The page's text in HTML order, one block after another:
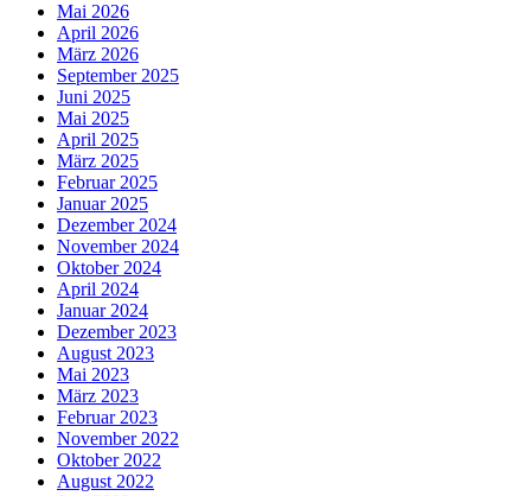
Mai 2026
April 2026
März 2026
September 2025
Juni 2025
Mai 2025
April 2025
März 2025
Februar 2025
Januar 2025
Dezember 2024
November 2024
Oktober 2024
April 2024
Januar 2024
Dezember 2023
August 2023
Mai 2023
März 2023
Februar 2023
November 2022
Oktober 2022
August 2022